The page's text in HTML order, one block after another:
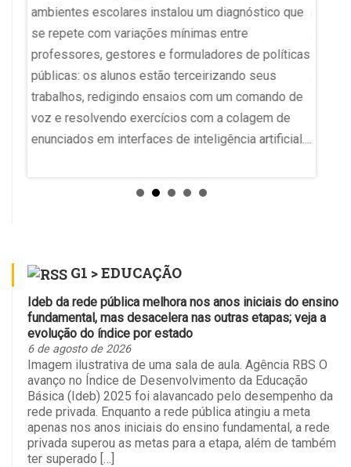
ambientes escolares instalou um diagnóstico que
se repete com variações mínimas entre
professores, gestores e formuladores de políticas
públicas: os alunos estão terceirizando seus
trabalhos, redigindo ensaios com um comando de
voz e resolvendo exercícios com a colagem de
enunciados em interfaces de inteligência artificial....
G1 > EDUCAÇÃO
Ideb da rede pública melhora nos anos iniciais do ensino
fundamental, mas desacelera nas outras etapas; veja a
evolução do índice por estado
6 de agosto de 2026
Imagem ilustrativa de uma sala de aula. Agência RBS O
avanço no Índice de Desenvolvimento da Educação
Básica (Ideb) 2025 foi alavancado pelo desempenho da
rede privada. Enquanto a rede pública atingiu a meta
apenas nos anos iniciais do ensino fundamental, a rede
privada superou as metas para a etapa, além de também
ter superado […]